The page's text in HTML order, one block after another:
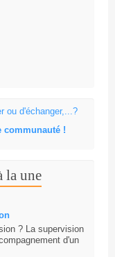
ou d'échanger,...?
communauté !
la une
? La supervision
d'un